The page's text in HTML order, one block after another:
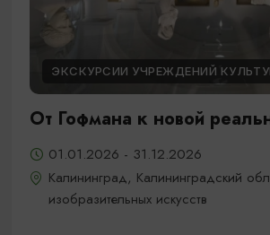
ЭКСКУРСИИ УЧРЕЖДЕНИЙ
От Гофмана к новой
01.01.2026 - 31.12.2026
Калининград, Калининградский
изобразительных искусств